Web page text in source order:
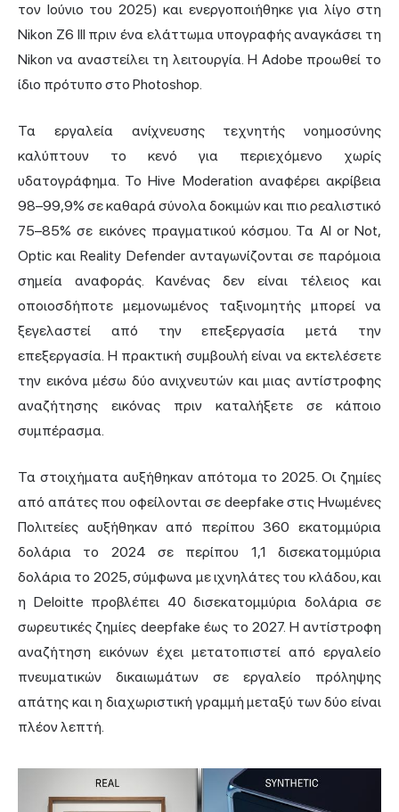
τον Ιούνιο του 2025) και ενεργοποιήθηκε για λίγο στη
Nikon Z6 III πριν ένα ελάττωμα υπογραφής αναγκάσει τη
Nikon να αναστείλει τη λειτουργία. Η Adobe προωθεί το
ίδιο πρότυπο στο Photoshop.
Τα εργαλεία ανίχνευσης τεχνητής νοημοσύνης
καλύπτουν το κενό για περιεχόμενο χωρίς
υδατογράφημα. Το Hive Moderation αναφέρει ακρίβεια
98–99,9% σε καθαρά σύνολα δοκιμών και πιο ρεαλιστικό
75–85% σε εικόνες πραγματικού κόσμου. Τα AI or Not,
Optic και Reality Defender ανταγωνίζονται σε παρόμοια
σημεία αναφοράς. Κανένας δεν είναι τέλειος και
οποιοσδήποτε μεμονωμένος ταξινομητής μπορεί να
ξεγελαστεί από την επεξεργασία μετά την
επεξεργασία. Η πρακτική συμβουλή είναι να εκτελέσετε
την εικόνα μέσω δύο ανιχνευτών και μιας αντίστροφης
αναζήτησης εικόνας πριν καταλήξετε σε κάποιο
συμπέρασμα.
Τα στοιχήματα αυξήθηκαν απότομα το 2025. Οι ζημίες
από απάτες που οφείλονται σε deepfake στις Ηνωμένες
Πολιτείες αυξήθηκαν από περίπου 360 εκατομμύρια
δολάρια το 2024 σε περίπου 1,1 δισεκατομμύρια
δολάρια το 2025, σύμφωνα με ιχνηλάτες του κλάδου, και
η Deloitte προβλέπει 40 δισεκατομμύρια δολάρια σε
σωρευτικές ζημίες deepfake έως το 2027. Η αντίστροφη
αναζήτηση εικόνων έχει μετατοπιστεί από εργαλείο
πνευματικών δικαιωμάτων σε εργαλείο πρόληψης
απάτης και η διαχωριστική γραμμή μεταξύ των δύο είναι
πλέον λεπτή.